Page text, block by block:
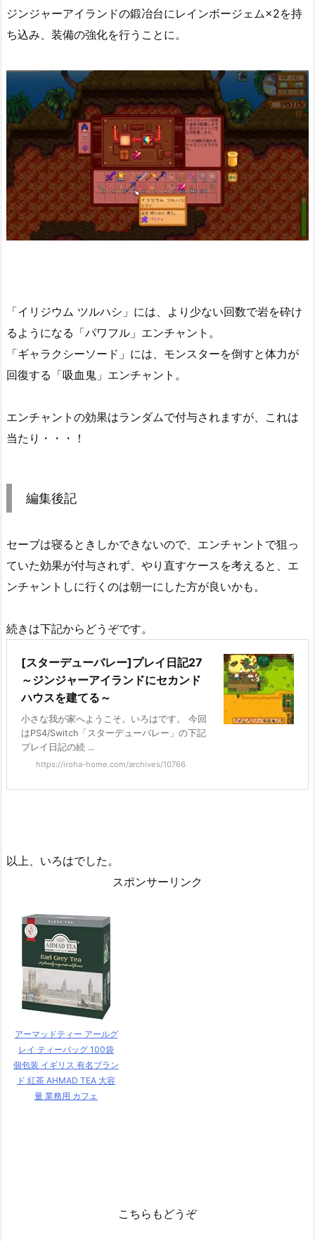
ジンジャーアイランドの鍛冶台にレインボージェム×2を持
ち込み、装備の強化を行うことに。
「イリジウム ツルハシ」には、より少ない回数で岩を砕け
るようになる「パワフル」エンチャント。
「ギャラクシーソード」には、モンスターを倒すと体力が
回復する「吸血鬼」エンチャント。
エンチャントの効果はランダムで付与されますが、これは
当たり・・・！
編集後記
セーブは寝るときしかできないので、エンチャントで狙っ
ていた効果が付与されず、やり直すケースを考えると、エ
ンチャントしに行くのは朝一にした方が良いかも。
続きは下記からどうぞです。
[スターデューバレー]プレイ日記27
～ジンジャーアイランドにセカンド
ハウスを建てる～
小さな我が家へようこそ。いろはです。 今回
はPS4/Switch「スターデューバレー」の下記
プレイ日記の続 ...
https://iroha-home.com/archives/10766
以上、いろはでした。
スポンサーリンク
アーマッドティー アールグ
レイ ティーバッグ 100袋
個包装 イギリス 有名ブラン
ド 紅茶 AHMAD TEA 大容
量 業務用 カフェ
こちらもどうぞ